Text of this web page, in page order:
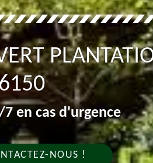
en cas d'urgence
NOUS !